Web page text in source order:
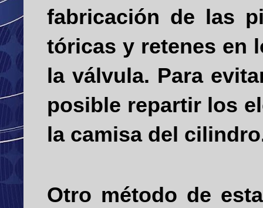
fabricación de las
tóricas y retenes en
la válvula. Para
posible repartir los
la camisa del
Otro método de